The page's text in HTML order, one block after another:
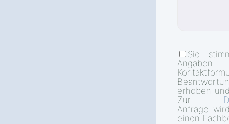
Sie
erhoben
Zur
Anfrage
einen